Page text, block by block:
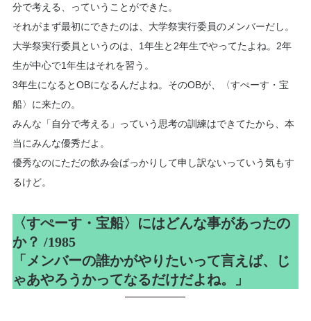
分で考える、っていうことができた。
それがまず最初にできたのは、大学祭実行委員のメンバーだし。
大学祭実行委員というのは、1年生と2年生でやってたよね。2年
生が中心で1年生はそれを習う。
3年生になるとOBになるんだよね。そのOBが、〈すぺーす・宝
船〉に来たの。
みんな「自分で考える」っていう思考の訓練はできてたから、本
当にみんな優秀だよ。
優秀なのにただの飲み会ばっかりして申し訳ないっていう気もす
るけど。
〈すぺーす・宝船〉にはどんな事があったの
か？ /1985
「メンバーの誰かがやりたいって言えば、じ
ゃあやろうかってなるだけだよね。」